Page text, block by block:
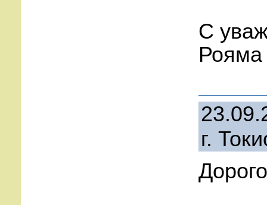
С
г.